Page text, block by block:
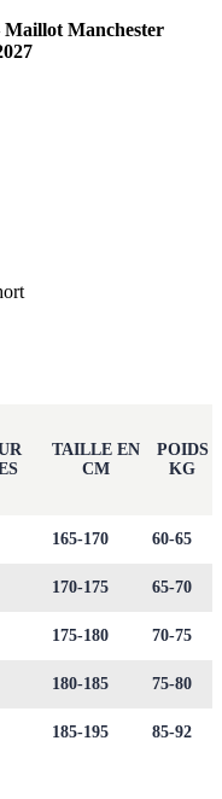
Maillot Manchester
TAILLE EN
CM
POIDS
KG
165-170 60-65
170-175 65-70
175-180 70-75
180-185 75-80
185-195 85-92